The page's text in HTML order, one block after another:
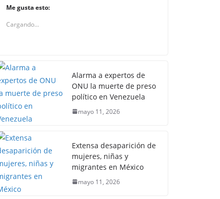
Me gusta esto:
Cargando...
Alarma a expertos de
ONU la muerte de preso
político en Venezuela
mayo 11, 2026
Extensa desaparición de
mujeres, niñas y
migrantes en México
mayo 11, 2026